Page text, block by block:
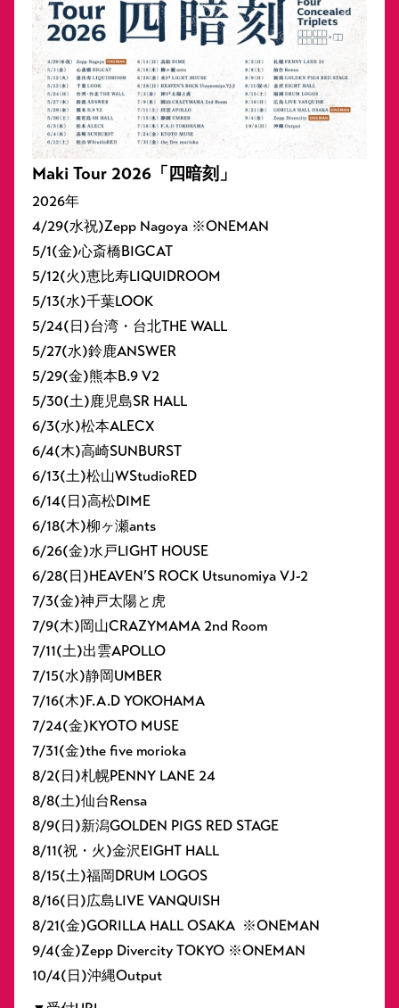
Maki Tour 2026「四暗刻」
2026年
4/29(水祝)Zepp Nagoya ※ONEMAN
5/1(金)心斎橋BIGCAT
5/12(火)恵比寿LIQUIDROOM
5/13(水)千葉LOOK
5/24(日)台湾・台北THE WALL
5/27(水)鈴鹿ANSWER
5/29(金)熊本B.9 V2
5/30(土)鹿児島SR HALL
6/3(水)松本ALECX
6/4(木)高崎SUNBURST
6/13(土)松山WStudioRED
6/14(日)高松DIME
6/18(木)柳ヶ瀬ants
6/26(金)水戸LIGHT HOUSE
6/28(日)HEAVEN’S ROCK Utsunomiya VJ-2
7/3(金)神戸太陽と虎
7/9(木)岡山CRAZYMAMA 2nd Room
7/11(土)出雲APOLLO
7/15(水)静岡UMBER
7/16(木)F.A.D YOKOHAMA
7/24(金)KYOTO MUSE
7/31(金)the five morioka
8/2(日)札幌PENNY LANE 24
8/8(土)仙台Rensa
8/9(日)新潟GOLDEN PIGS RED STAGE
8/11(祝・火)金沢EIGHT HALL
8/15(土)福岡DRUM LOGOS
8/16(日)広島LIVE VANQUISH
8/21(金)GORILLA HALL OSAKA ※ONEMAN
9/4(金)Zepp Divercity TOKYO ※ONEMAN
10/4(日)沖縄Output